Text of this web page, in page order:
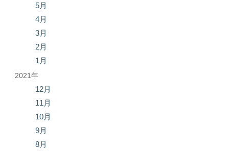
5月
4月
3月
2月
1月
2021年
12月
11月
10月
9月
8月